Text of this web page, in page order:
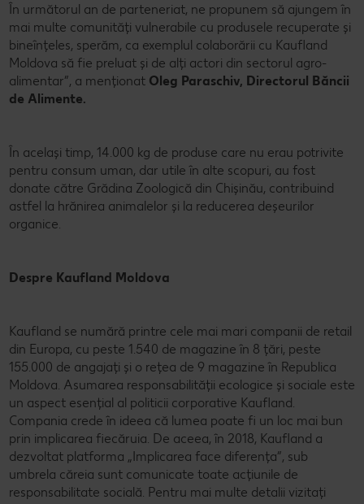
În următorul an de parteneriat, ne propunem să ajungem în
mai multe comunități vulnerabile cu produsele recuperate și
bineînțeles, sperăm, ca exemplul colaborării cu Kaufland
Moldova să fie preluat și de alți actori din sectorul agro-
alimentar”, a menționat Oleg Paraschiv, Directorul Băncii
de Alimente.
În același timp, 14.000 kg de produse care nu erau potrivite
pentru consum uman, dar utile în alte scopuri, au fost
donate către Grădina Zoologică din Chișinău, contribuind
astfel la hrănirea animalelor și la reducerea deșeurilor
organice.
Despre Kaufland Moldova
Kaufland se numără printre cele mai mari companii de retail
din Europa, cu peste 1.540 de magazine în 8 țări, peste
155.000 de angajați și o rețea de 9 magazine în Republica
Moldova. Asumarea responsabilității ecologice și sociale este
un aspect esențial al politicii corporative Kaufland.
Compania crede în ideea că lumea poate fi un loc mai bun
prin implicarea fiecăruia. De aceea, în 2018, Kaufland a
dezvoltat platforma „Implicarea face diferența”, sub
umbrela căreia sunt comunicate toate acțiunile de
responsabilitate socială. Pentru mai multe detalii vizitați